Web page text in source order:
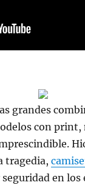
grandes
con print,
tragedia,
en